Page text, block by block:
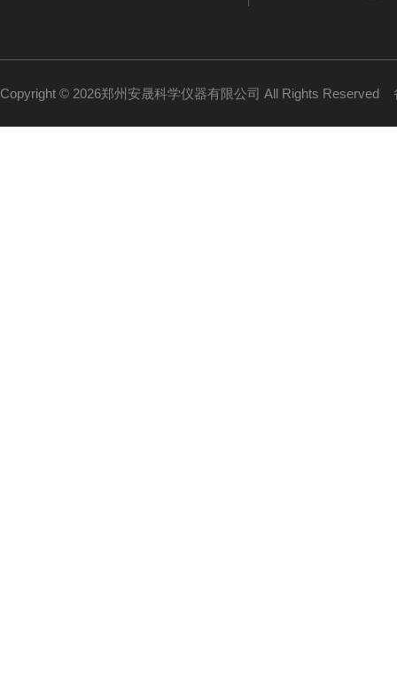
Copyright © 2026郑州安晟科学仪器有限公司 All Rights Reserved